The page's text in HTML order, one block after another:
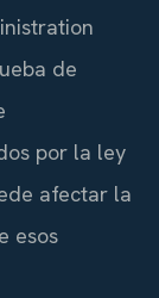
de
por la ley
afectar la
esos